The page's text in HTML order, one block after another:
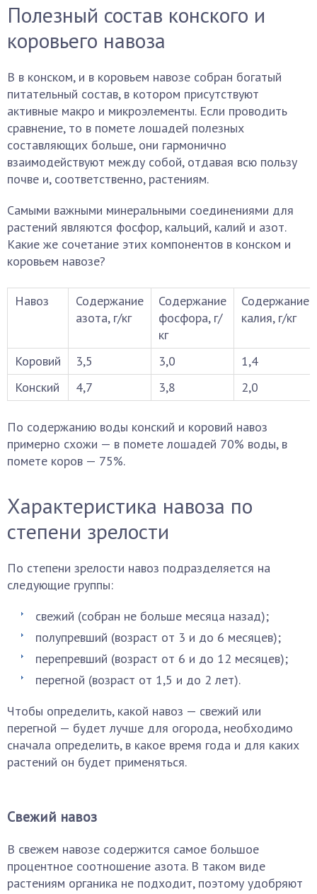
Полезный состав конского и
коровьего навоза
В в конском, и в коровьем навозе собран богатый
питательный состав, в котором присутствуют
активные макро и микроэлементы. Если проводить
сравнение, то в помете лошадей полезных
составляющих больше, они гармонично
взаимодействуют между собой, отдавая всю пользу
почве и, соответственно, растениям.
Самыми важными минеральными соединениями для
растений являются фосфор, кальций, калий и азот.
Какие же сочетание этих компонентов в конском и
коровьем навозе?
Навоз
Содержание
азота, г/кг
Содержание
фосфора, г/
кг
Содержание
калия, г/кг
Коровий 3,5 3,0
1,4
Конский
4,7 3,8 2,0
По содержанию воды конский и коровий навоз
примерно схожи — в помете лошадей 70% воды, в
помете коров — 75%.
Характеристика навоза по
степени зрелости
По степени зрелости навоз подразделяется на
следующие группы:
свежий (собран не больше месяца назад);
полупревший (возраст от 3 и до 6 месяцев);
перепревший (возраст от 6 и до 12 месяцев);
перегной (возраст от 1,5 и до 2 лет).
Чтобы определить, какой навоз — свежий или
перегной — будет лучше для огорода, необходимо
сначала определить, в какое время года и для каких
растений он будет применяться.
Свежий навоз
В свежем навозе содержится самое большое
процентное соотношение азота. В таком виде
растениям органика не подходит, поэтому удобряют